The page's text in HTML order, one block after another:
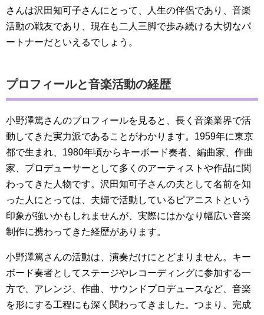
さんは沢田知可子さんにとって、人生の伴侶であり、音楽
活動の戦友であり、現在も二人三脚で歩み続ける大切なパ
ートナーだといえるでしょう。
プロフィールと音楽活動の経歴
小野澤篤さんのプロフィールを見ると、長く音楽業界で活
動してきた実力派であることがわかります。1959年に東京
都で生まれ、1980年頃からキーボード奏者、編曲家、作曲
家、プロデューサーとして多くのアーティストや作品に関
わってきた人物です。沢田知可子さんの夫として名前を知
った人にとっては、夫婦で活動しているピアニストという
印象が強いかもしれませんが、実際にはかなり幅広い音楽
制作に携わってきた経歴があります。
小野澤篤さんの活動は、演奏だけにとどまりません。キー
ボード奏者としてステージやレコーディングに参加する一
方で、アレンジ、作曲、サウンドプロデュースなど、音楽
を形にする工程にも深く関わってきました。つまり、完成